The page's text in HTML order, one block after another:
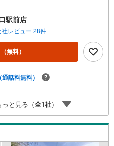
なります。陽当たり通風良好な
アクロスグループの3つの特徴
で28年連続No.1（1997年～202
宮・尼崎・伊丹・宝塚にて8店
入や売却は当店にお任せ下さい■お
ースがございます。 8店舗すべて
い。■取り扱い物件多数ございま
始め多数物件を取り扱っていま
しきれない物件もご紹介できま
さい。弊社ホームページへは
駅前店
レビュー 28件
（無料）
（通話料無料）
と見る（全1社）